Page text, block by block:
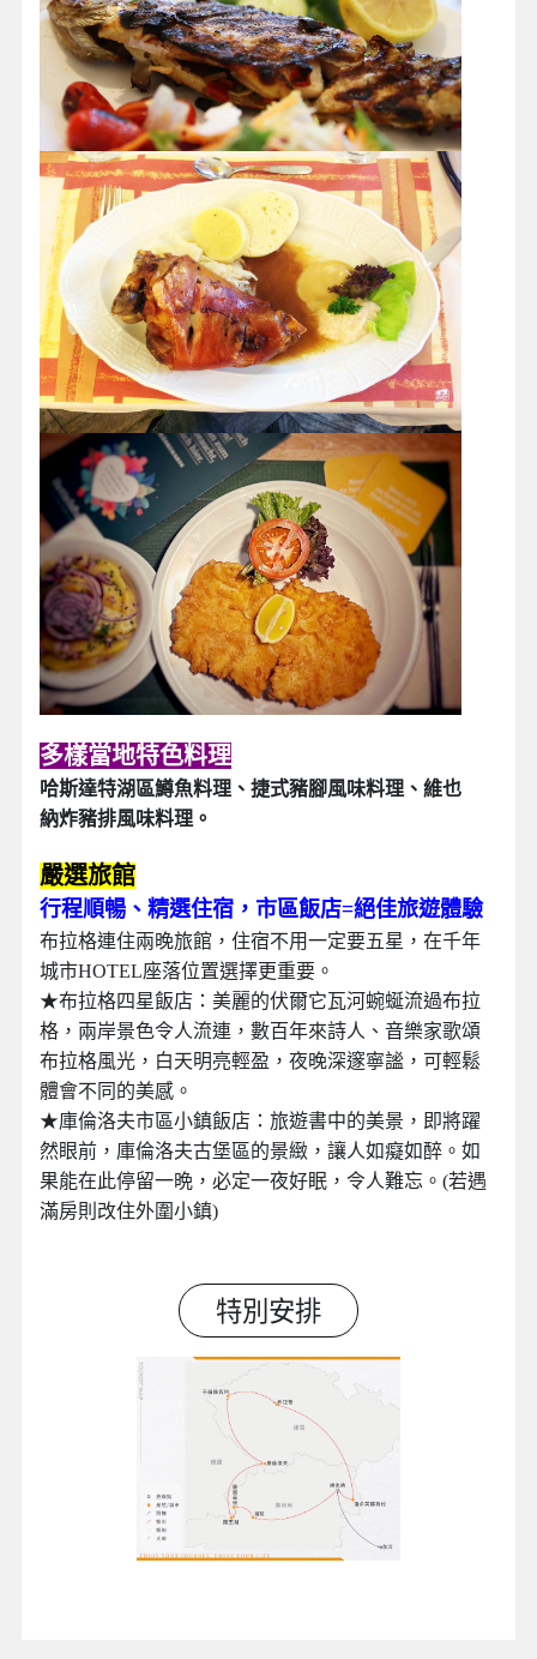
多樣當地特色料理
哈斯達特湖區鱒魚料理、捷式豬腳風味料理、維也
納炸豬排風味料理。
嚴選旅館
行程順暢、精選住宿，市區飯店=絕佳旅遊體驗
布拉格連住兩晚旅館，住宿不用一定要五星，在千年
城市HOTEL座落位置選擇更重要。
★布拉格四星飯店：美麗的伏爾它瓦河蜿蜒流過布拉
格，兩岸景色令人流連，數百年來詩人、音樂家歌頌
布拉格風光，白天明亮輕盈，夜晚深邃寧謐，可輕鬆
體會不同的美感。
★庫倫洛夫市區小鎮飯店：旅遊書中的美景，即將躍
然眼前，庫倫洛夫古堡區的景緻，讓人如癡如醉。如
果能在此停留一晩，必定一夜好眠，令人難忘。(若遇
滿房則改住外圍小鎮)
特別安排